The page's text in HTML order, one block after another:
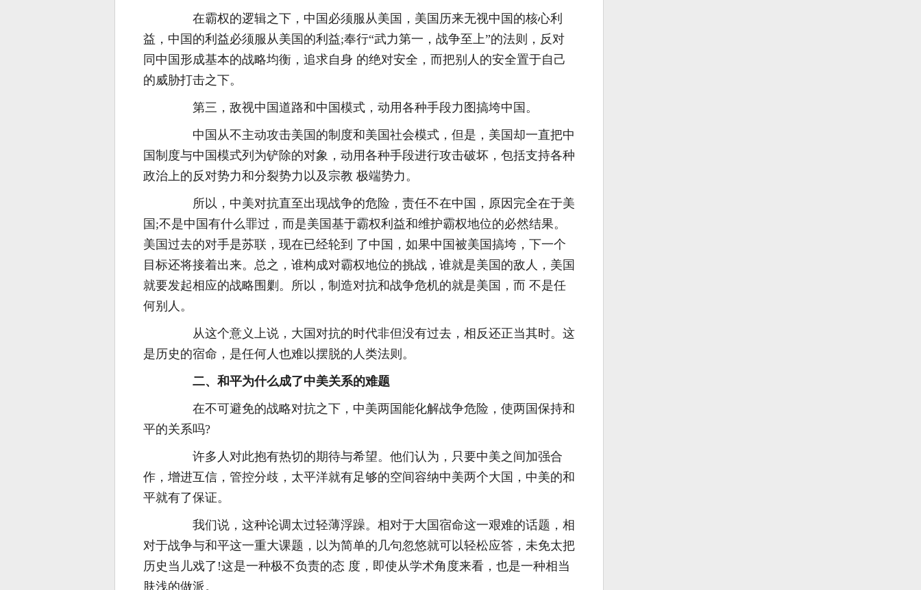
在霸权的逻辑之下，中国必须服从美国，美国历来无视中国的核心利
益，中国的利益必须服从美国的利益;奉行“武力第一，战争至上”的法则，反对
同中国形成基本的战略均衡，追求自身 的绝对安全，而把别人的安全置于自己
的威胁打击之下。
第三，敌视中国道路和中国模式，动用各种手段力图搞垮中国。
中国从不主动攻击美国的制度和美国社会模式，但是，美国却一直把中
国制度与中国模式列为铲除的对象，动用各种手段进行攻击破坏，包括支持各种
政治上的反对势力和分裂势力以及宗教 极端势力。
所以，中美对抗直至出现战争的危险，责任不在中国，原因完全在于美
国;不是中国有什么罪过，而是美国基于霸权利益和维护霸权地位的必然结果。
美国过去的对手是苏联，现在已经轮到 了中国，如果中国被美国搞垮，下一个
目标还将接着出来。总之，谁构成对霸权地位的挑战，谁就是美国的敌人，美国
就要发起相应的战略围剿。所以，制造对抗和战争危机的就是美国，而 不是任
何别人。
从这个意义上说，大国对抗的时代非但没有过去，相反还正当其时。这
是历史的宿命，是任何人也难以摆脱的人类法则。
二、和平为什么成了中美关系的难题
在不可避免的战略对抗之下，中美两国能化解战争危险，使两国保持和
平的关系吗?
许多人对此抱有热切的期待与希望。他们认为，只要中美之间加强合
作，增进互信，管控分歧，太平洋就有足够的空间容纳中美两个大国，中美的和
平就有了保证。
我们说，这种论调太过轻薄浮躁。相对于大国宿命这一艰难的话题，相
对于战争与和平这一重大课题，以为简单的几句忽悠就可以轻松应答，未免太把
历史当儿戏了!这是一种极不负责的态 度，即使从学术角度来看，也是一种相当
肤浅的做派。